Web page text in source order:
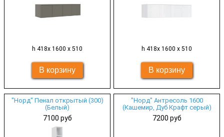
h 418х 1600 х 510 h 418х 1600 х 510
"Норд" Пенал открытый (300)
(Белый)
7100 руб
"Норд" Антресоль 1600
(Кашемир, Дуб Крафт серый)
7200 руб